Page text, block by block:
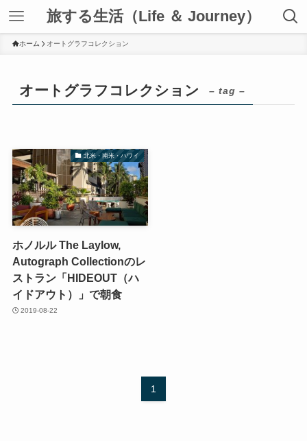
旅する生活（Life ＆ Journey）
ホーム オートグラフコレクション
オートグラフコレクション – tag –
北米・南米・ハワイ
ホノルル The Laylow,
Autograph Collectionのレ
ストラン「HIDEOUT（ハ
イドアウト）」で朝食
2019-08-22
1